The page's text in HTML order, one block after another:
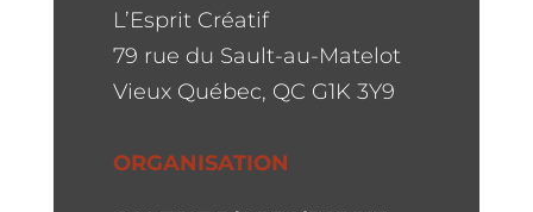
L’Esprit Créatif
79 rue du Sault-au-Matelot
Vieux Québec, QC G1K 3Y9
ORGANISATION